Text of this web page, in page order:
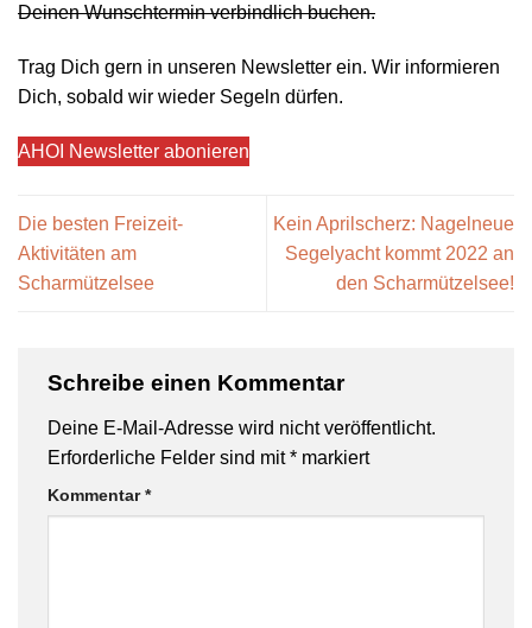
Deinen Wunschtermin verbindlich buchen.
Trag Dich gern in unseren Newsletter ein. Wir informieren
Dich, sobald wir wieder Segeln dürfen.
AHOI Newsletter abonieren
Die besten Freizeit-
Aktivitäten am
Scharmützelsee
Kein Aprilscherz: Nagelneue
Segelyacht kommt 2022 an
den Scharmützelsee!
Schreibe einen Kommentar
Deine E-Mail-Adresse wird nicht veröffentlicht.
Erforderliche Felder sind mit* markiert
Kommentar*